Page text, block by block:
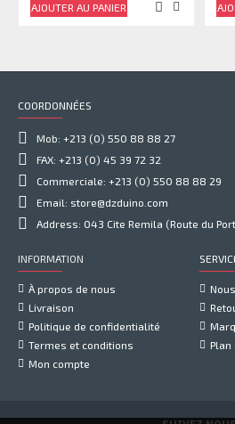
AJOUTER AU PANIER
COORDONNÉES
Mob: +213 (0) 550 88 88 27
FAX: +213 (0) 45 39 72 32
Commerciale: +213 (0) 550 88 88 29
Email: store@dzduino.com
Address: 043 Cite Remila (Route du
INFORMATION
À propos de nous
Livraison
Politique de confidentialité
Termes et conditions
Mon compte
Plan